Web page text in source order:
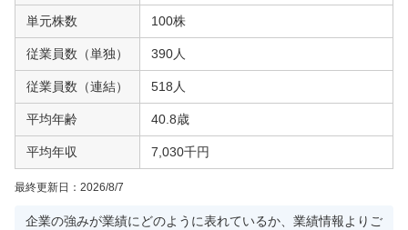
単元株数 100株
従業員数（単独） 390人
従業員数（連結） 518人
平均年齢 40.8歳
平均年収 7,030千円
最終更新日： 2026/8/7
企業の強みが業績にどのように表れているか、業績情報よりご